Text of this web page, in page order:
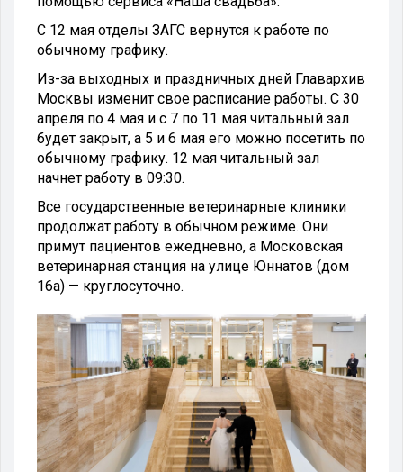
С 12 мая отделы ЗАГС вернутся к работе по
обычному графику.
Из-за выходных и праздничных дней Главархив
Москвы изменит свое расписание работы. С 30
апреля по 4 мая и с 7 по 11 мая читальный зал
будет закрыт, а 5 и 6 мая его можно посетить по
обычному графику. 12 мая читальный зал
начнет работу в 09:30.
Все государственные ветеринарные клиники
продолжат работу в обычном режиме. Они
примут пациентов ежедневно, а Московская
ветеринарная станция на улице Юннатов (дом
16а) — круглосуточно.